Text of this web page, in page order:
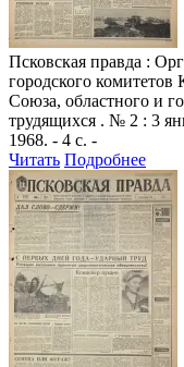
Псковская правда :
городского
Союза, областного и
трудящихся . № 2 : 3
1968. - 4 с. -
Читать Подробнее